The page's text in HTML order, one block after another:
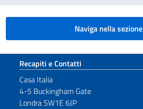
Naviga nella sezione
Sezione footer
Recapiti e Contatti
Casa Italia
4-5 Buckingham Gate
Londra SW1E 6JP